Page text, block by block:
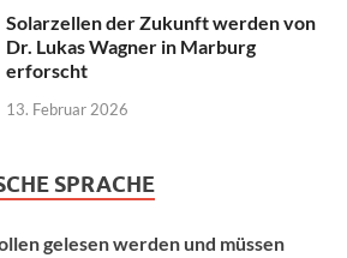
Solarzellen der Zukunft werden von
Dr. Lukas Wagner in Marburg
erforscht
13. Februar 2026
SPRACHE
gelesen werden und müssen